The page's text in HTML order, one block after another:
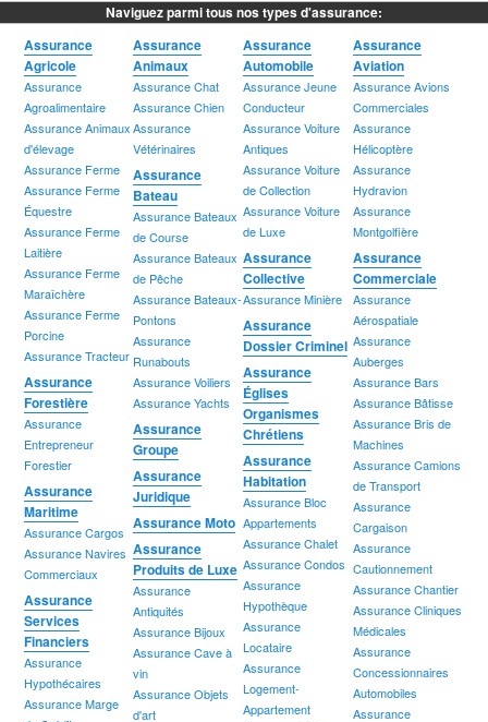
Naviguez parmi tous nos types d'assurance:
Assurance
Agricole
Assurance
Agroalimentaire
Assurance Animaux
d'élevage
Assurance Ferme
Assurance Ferme
Équestre
Assurance Ferme
Laitière
Assurance Ferme
Maraîchère
Assurance Ferme
Porcine
Assurance Tracteur
Assurance
Animaux
Assurance Chat
Assurance Chien
Assurance
Vétérinaires
Assurance
Automobile
Assurance Jeune
Conducteur
Assurance Voiture
Antiques
Assurance Voiture
de Collection
Assurance Voiture
de Luxe
Assurance
Aviation
Assurance Avions
Commerciales
Assurance
Hélicoptère
Assurance
Hydravion
Assurance
Montgolfière
Assurance
Bateau
Assurance Bateaux
de Course
Assurance Bateaux
de Pêche
Assurance Bateaux-
Pontons
Assurance
Runabouts
Assurance Voiliers
Assurance Yachts
Assurance
Collective
Assurance Minière
Assurance
Commerciale
Assurance
Aérospatiale
Assurance
Auberges
Assurance Bars
Assurance Bâtisse
Assurance Bris de
Machines
Assurance Camions
de Transport
Assurance
Cargaison
Assurance
Cautionnement
Assurance Chantier
Assurance Cliniques
Médicales
Assurance
Concessionnaires
Automobiles
Assurance
Assurance
Dossier Criminel
Assurance
Églises
Organismes
Chrétiens
Assurance
Forestière
Assurance
Entrepreneur
Forestier
Assurance
Groupe
Assurance
Habitation
Assurance Bloc
Appartements
Assurance Chalet
Assurance Condos
Assurance
Hypothèque
Assurance
Locataire
Assurance
Logement-
Appartement
Assurance
Juridique
Assurance
Maritime
Assurance Cargos
Assurance Navires
Commerciaux
Assurance Moto
Assurance
Produits de Luxe
Assurance
Antiquités
Assurance Bijoux
Assurance Cave à
vin
Assurance Objets
d'art
Assurance
Services
Financiers
Assurance
Hypothécaires
Assurance Marge